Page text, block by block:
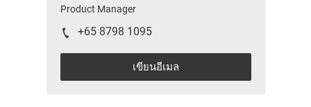
Product Manager
+65 8798 1095
เขียนอีเมล